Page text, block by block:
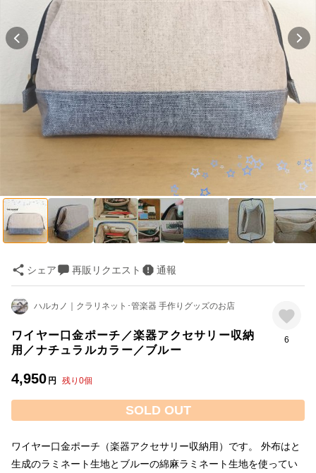
シェア 再販リクエスト 通報
ハルカノ｜クラリネット･管楽器 手作りグッズのお店
ワイヤー口金ポーチ／楽器アクセサリー収納
用／ナチュラルカラー／ブルー
4,950 円 残り 0個
6
SOLD OUT
ワイヤー口金ポーチ（楽器アクセサリー収納用）です。 外布はと
生成のラミネート生地とブルーの綿麻ラミネート生地を使ってい